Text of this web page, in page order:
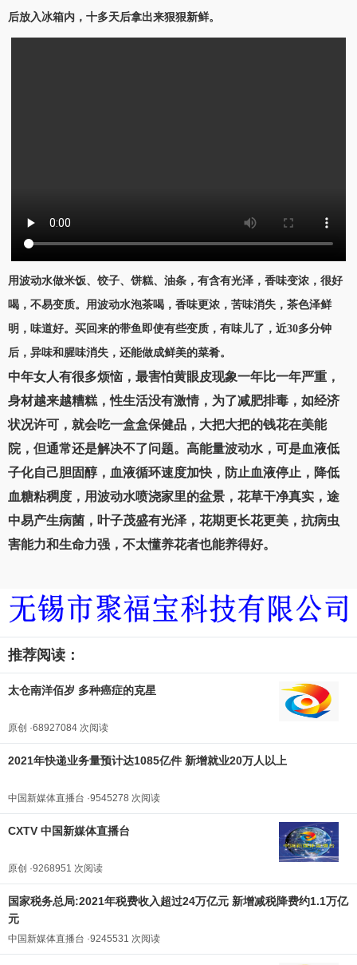
后放入冰箱内，十多天后拿出来狠狠新鲜。
用波动水做米饭、饺子、饼糕、油条，有含有光泽，香味变浓，很好
喝，不易变质。用波动水泡茶喝，香味更浓，苦味消失，茶色泽鲜
明，味道好。买回来的带鱼即使有些变质，有味儿了，近30多分钟
后，异味和腥味消失，还能做成鲜美的菜肴。
中年女人有很多烦恼，最害怕黄眼皮现象一年比一年严重，
身材越来越糟糕，性生活没有激情，为了减肥排毒，如经济
状况许可，就会吃一盒盒保健品，大把大把的钱花在美能
院，但通常还是解决不了问题。高能量波动水，可是血液低
子化自己胆固醇，血液循环速度加快，防止血液停止，降低
血糖粘稠度，用波动水喷浇家里的盆景，花草干净真实，途
中易产生病菌，叶子茂盛有光泽，花期更长花更美，抗病虫
害能力和生命力强，不太懂养花者也能养得好。
推荐阅读：
太仓南洋佰岁 多种癌症的克星
原创 ·68927084 次阅读
2021年快递业务量预计达1085亿件 新增就业20万人以上
中国新媒体直播台 ·9545278 次阅读
CXTV 中国新媒体直播台
原创 ·9268951 次阅读
国家税务总局:2021年税费收入超过24万亿元 新增减税降费约1.1万亿
元
中国新媒体直播台 ·9245531 次阅读